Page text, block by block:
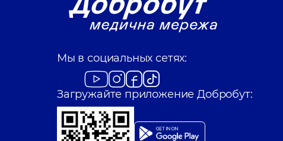
Мы в социальных сетях:
Загружайте приложение Добробут: